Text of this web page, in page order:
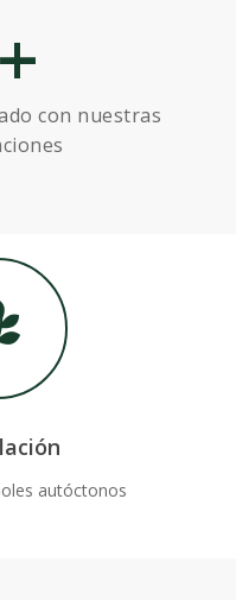
+
con nuestras
autóctonos